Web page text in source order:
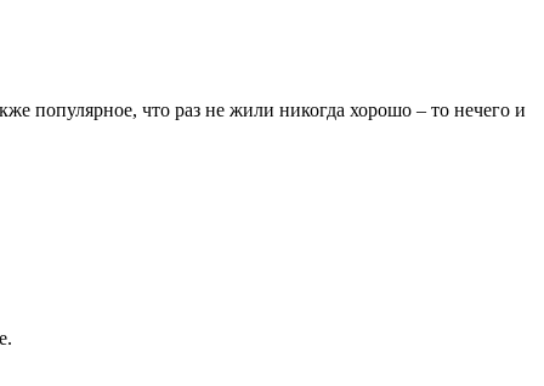
популярное, что раз не жили никогда хорошо – то нечего и